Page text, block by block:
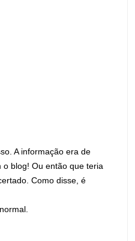
A informação era de
blog! Ou então que teria
Como disse, é